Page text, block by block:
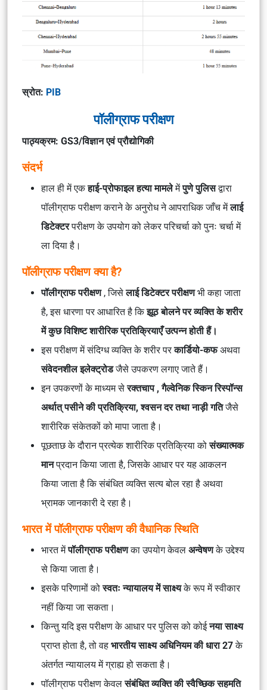
स्रोत: PIB
पॉलीग्राफ परीक्षण
पाठ्यक्रम: GS3/विज्ञान एवं प्रौद्योगिकी
संदर्भ
हाल ही में एकहाई-प्रोफाइल हत्या मामलेमेंपुणे पुलिसद्वारा
पॉलीग्राफ परीक्षण कराने के अनुरोध ने आपराधिक जाँच मेंलाई
डिटेक्टरपरीक्षण के उपयोग को लेकर परिचर्चा को पुनः चर्चा में
ला दिया है।
पॉलीग्राफ परीक्षण क्या है?
पॉलीग्राफ परीक्षण , जिसेलाई डिटेक्टर परीक्षणभी कहा जाता
है, इस धारणा पर आधारित है किझूठ बोलने पर व्यक्ति के शरीर
में कुछ विशिष्ट शारीरिक प्रतिक्रियाएँ उत्पन्न होती हैं।
इस परीक्षण में संदिग्ध व्यक्ति के शरीर परकार्डियो-कफअथवा
संवेदनशील इलेक्ट्रोडजैसे उपकरण लगाए जाते हैं।
इन उपकरणों के माध्यम सेरक्तचाप , गैल्वेनिक स्किन रिस्पॉन्स
अर्थात् पसीने की प्रतिक्रिया, श्वसन दर तथा नाड़ी गतिजैसे
शारीरिक संकेतकों को मापा जाता है।
पूछताछ के दौरान प्रत्येक शारीरिक प्रतिक्रिया कोसंख्यात्मक
मानप्रदान किया जाता है, जिसके आधार पर यह आकलन
किया जाता है कि संबंधित व्यक्ति सत्य बोल रहा है अथवा
भ्रामक जानकारी दे रहा है।
भारत में पॉलीग्राफ परीक्षण की वैधानिक स्थिति
भारत मेंपॉलीग्राफ परीक्षणका उपयोग केवल अन्वेषणके उद्देश्य
से किया जाता है।
इसके परिणामों कोस्वतः न्यायालय में साक्ष्यके रूप में स्वीकार
नहीं किया जा सकता।
किन्तु यदि इस परीक्षण के आधार पर पुलिस को कोईनया साक्ष्य
प्राप्त होता है, तो वह भारतीय साक्ष्य अधिनियम की धारा 27के
अंतर्गत न्यायालय में ग्राह्य हो सकता है।
पॉलीग्राफ परीक्षण केवलसंबंधित व्यक्ति की स्वैच्छिक सहमति